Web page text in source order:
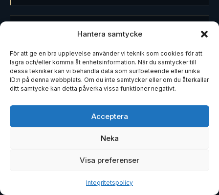
Hantera samtycke
För att ge en bra upplevelse använder vi teknik som cookies för att
lagra och/eller komma åt enhetsinformation. När du samtycker till
dessa tekniker kan vi behandla data som surfbeteende eller unika
ID:n på denna webbplats. Om du inte samtycker eller om du återkallar
ditt samtycke kan detta påverka vissa funktioner negativt.
Acceptera
Neka
Visa preferenser
Integritetspolicy
batteriet. Tack vare Marcus hjälp vann jag i
tingsrätten, hovrätten valde att inte pröva. Fick
tillbaka hela köpesumman."
Natasha Rydell APRIL 2025
"Från en advokat som inte verkade bry sig, bytte jag
skillnad! Snabb återkoppling och stark drivkraft i